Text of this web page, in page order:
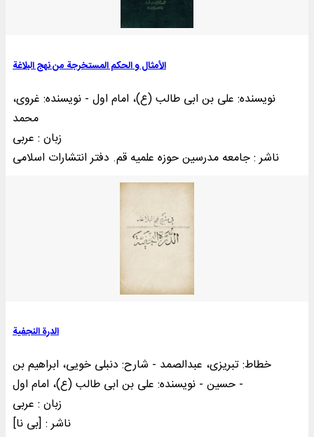
الأمثال و الحکم المستخرجة من نهج ‌البلاغة
نویسنده: علی بن ابی طالب (ع)، امام اول - نویسنده: غروی،
محمد
زبان : عربی
ناشر : جامعه مدرسین حوزه علمیه قم. دفتر انتشارات اسلامی
الدرة النجفیة
خطاط: تبریزی، عبدالصمد - شارح: دنبلی خویی، ابراهیم بن
حسین - نویسنده: علی بن ابی طالب (ع)، امام اول -
زبان : عربی
ناشر : [بی‌ نا]